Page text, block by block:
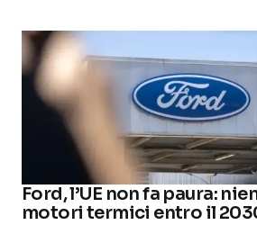
Ford, l’UE non fa paura:
motori termici entro il